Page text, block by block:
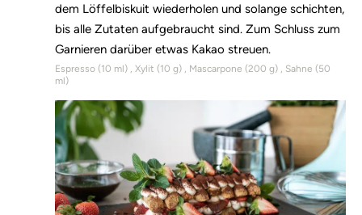
dem Löffelbiskuit wiederholen und solange schichten,
bis alle Zutaten aufgebraucht sind. Zum Schluss zum
Garnieren darüber etwas Kakao streuen.
Espresso (10 ml) Xylit (10 g) Mascarpone (200 g) Sahne (50
ml)